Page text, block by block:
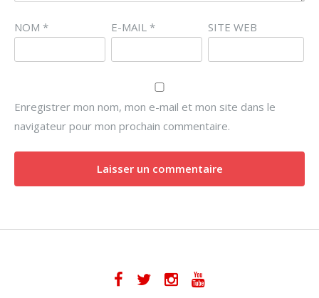
NOM * E-MAIL * SITE WEB
Enregistrer mon nom, mon e-mail et mon site dans le
navigateur pour mon prochain commentaire.